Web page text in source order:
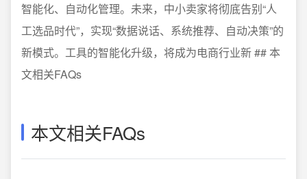
智能化、自动化管理。未来，中小卖家将彻底告别“人
工选品时代”，实现“数据说话、系统推荐、自动决策”的
新模式。工具的智能化升级，将成为电商行业新 ## 本
文相关FAQs
本文相关FAQs